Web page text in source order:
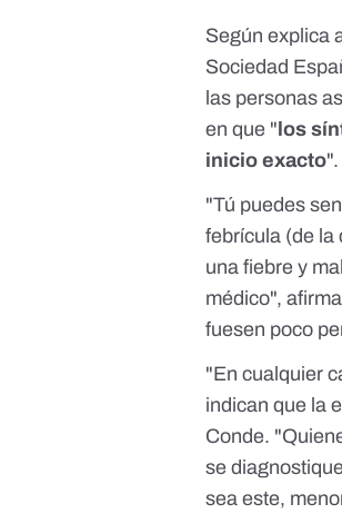
Según explica
Sociedad
las personas
en que "los
inicio exacto".
"Tú puedes
febrícula (de la
una fiebre y
médico",
fuesen poco
"En cualquier
indican que la
Conde.
se
sea este,